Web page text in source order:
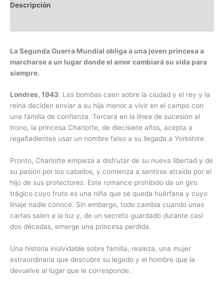
Descripción
La Segunda Guerra Mundial obliga a una joven princesa a
marcharse a un lugar donde el amor cambiará su vida para
siempre.
Londres, 1943. Las bombas caen sobre la ciudad y el rey y la
reina deciden enviar a su hija menor a vivir en el campo con
una familia de confianza. Tercera en la línea de sucesión al
trono, la princesa Charlotte, de diecisiete años, acepta a
regañadientes usar un nombre falso a su llegada a Yorkshire.
Pronto, Charlotte empieza a disfrutar de su nueva libertad y de
su pasión por los caballos, y comienza a sentirse atraída por el
hijo de sus protectores. Este romance prohibido da un giro
trágico cuyo fruto es una niña que se queda huérfana y cuyo
linaje nadie conoce. Sin embargo, todo cambia cuando unas
cartas salen a la luz y, de un secreto guardado durante casi
dos décadas, emerge una princesa perdida.
Una historia inolvidable sobre familia, realeza, una mujer
extraordinaria que descubre su legado y el hombre que la
devuelve al lugar que le corresponde.